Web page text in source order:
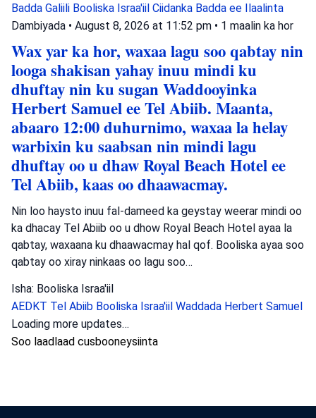
Badda Galiili Booliska Israa'iil Ciidanka Badda ee Ilaalinta
Dambiyada • August 8, 2026 at 11:52 pm • 1 maalin ka hor
Wax yar ka hor, waxaa lagu soo qabtay nin
looga shakisan yahay inuu mindi ku
dhuftay nin ku sugan Waddooyinka
Herbert Samuel ee Tel Abiib. Maanta,
abaaro 12:00 duhurnimo, waxaa la helay
warbixin ku saabsan nin mindi lagu
dhuftay oo u dhaw Royal Beach Hotel ee
Tel Abiib, kaas oo dhaawacmay.
Nin loo haysto inuu fal-dameed ka geystay weerar mindi oo
ka dhacay Tel Abiib oo u dhow Royal Beach Hotel ayaa la
qabtay, waxaana ku dhaawacmay hal qof. Booliska ayaa soo
qabtay oo xiray ninkaas oo lagu soo…
Isha: Booliska Israa'iil
AEDKT Tel Abiib Booliska Israa'iil Waddada Herbert Samuel
Loading more updates…
Soo laadlaad cusbooneysiinta